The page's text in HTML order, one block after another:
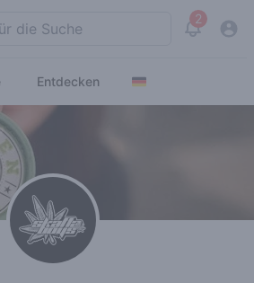
2
View
Entdecken